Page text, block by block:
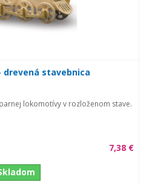
drevená stavebnica
lokomotívy v rozloženom stave.
7,38 €